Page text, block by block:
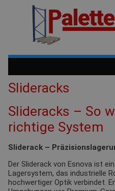
Slideracks
Slideracks – So
richtige System
Sliderack –
Der Sliderack von Esnova ist
Lagersystem, das industrielle
hochwertiger Optik verbindet.